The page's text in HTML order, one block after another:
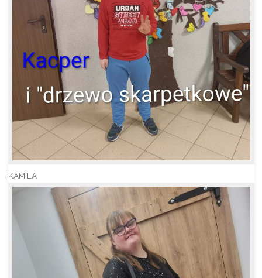
KAMILA